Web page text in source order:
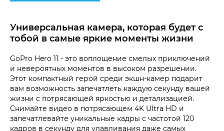
Универсальная камера, которая будет с
тобой в самые яркие моменты жизни
GoPro Hero 11 - это воплощение смелых приключений
и невероятных моментов в высоком разрешении.
Этот компактный герой среди экшн-камер подарит
вам возможность запечатлеть каждую секунду вашей
жизни с потрясающей яркостью и детализацией.
Снимайте видео в потрясающем 4K Ultra HD и
запечатлевайте уникальные кадры с частотой 120
кадров в секунду для улавливания даже самых